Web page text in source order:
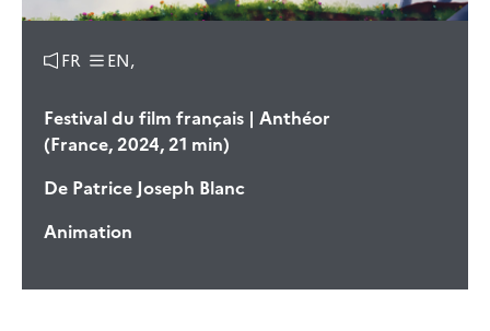
FR EN,
Festival du film français | Anthéor
(France, 2024, 21 min)
De Patrice Joseph Blanc
Animation